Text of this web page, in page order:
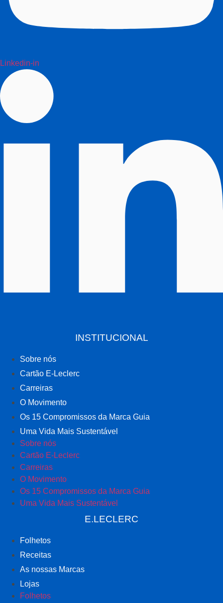
Linkedin-in
INSTITUCIONAL
Sobre nós
Cartão E-Leclerc
Carreiras
O Movimento
Os 15 Compromissos da Marca Guia
Uma Vida Mais Sustentável
Sobre nós
Cartão E-Leclerc
Carreiras
O Movimento
Os 15 Compromissos da Marca Guia
Uma Vida Mais Sustentável
E.LECLERC
Folhetos
Receitas
As nossas Marcas
Lojas
Folhetos